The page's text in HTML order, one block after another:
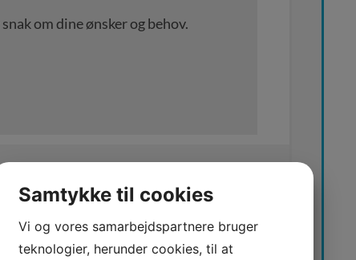
om dine ønsker og behov.
første
Samtykke til cookies
Vi og vores samarbejdspartnere bruger
teknologier, herunder cookies, til at